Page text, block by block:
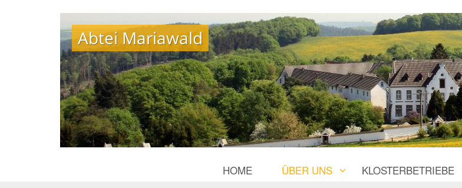
Abtei Mariawald
Abtei Mariawald
HOME ÜBER UNS KLOSTERBETRIEBE